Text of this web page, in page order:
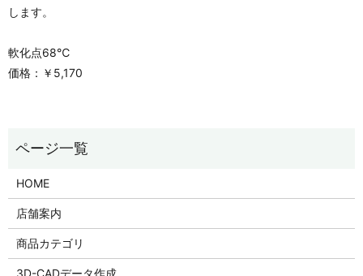
します。
軟化点68℃
価格：￥5,170
HOME
店舗案内
商品カテゴリ
3D-CADデータ作成